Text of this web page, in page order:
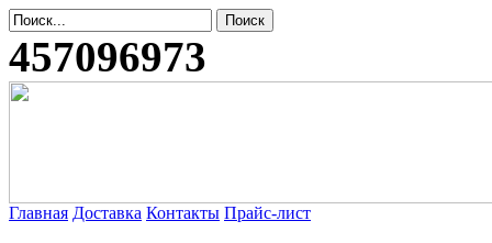
457096973
Главная Доставка Контакты Прайс-лист